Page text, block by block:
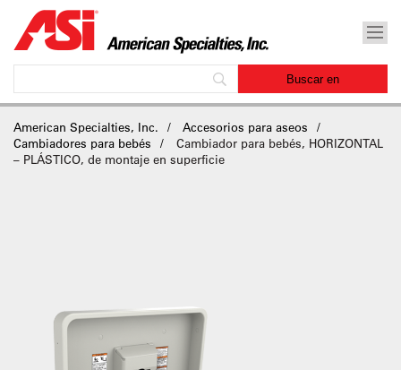
American Specialties, Inc.
Accesorios para aseos
Cambiadores para bebés
Cambiador para bebés, HORIZONTAL
– PLÁSTICO, de montaje en superficie